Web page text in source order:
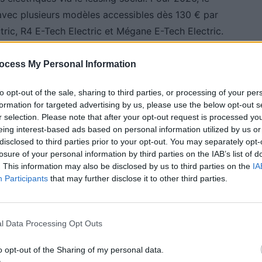
My Personal Information
opt-out of the sale, sharing to third parties, or processing of your
for targeted advertising by us, please use the below opt-out
selection. Please note that after your opt-out request is processed
interest-based ads based on personal information utilized by us
to third parties prior to your opt-out. You may separately
of your personal information by third parties on the IAB’s list of
This information may also be disclosed by us to third parties on the
Participants that may further disclose it to other third parties.
Data Processing Opt Outs
opt-out of the Sharing of my personal data.
plusieurs modèles accessibles dès 130 € par
R4 E-Tech Electric et Mégane E-Tech Electric.
en version Evolution 80 ch avec autonomie en ville
pour un contrat de 37 mois, avec 45 000
prime CEE de 5 652 €.
150 ch avec autonomie confort, est accessible dès
prime CEE de 9 359 €.
150 ch, est proposée à partir de 170 €/mois, après
220 ch, est disponible à partir de 190 €/mois,
de 9 500 €.
le 16 juin 2026, avec une ouverture officielle